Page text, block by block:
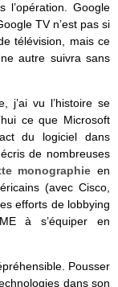
l’opération. Google
TV n’est pas si
télévision, mais ce
autre suivra sans
j’ai vu l’histoire se
ce que Microsoft
du logiciel dans
de nombreuses
monographie en
(avec Cisco,
efforts de lobbying
à s’équiper en
Pousser
dans son